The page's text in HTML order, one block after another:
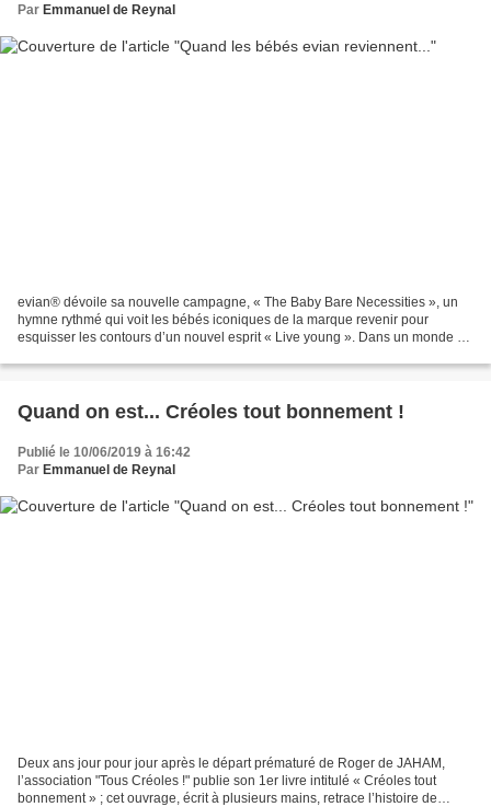
Par Emmanuel de Reynal
evian® dévoile sa nouvelle campagne, « The Baby Bare Necessities », un
hymne rythmé qui voit les bébés iconiques de la marque revenir pour
esquisser les contours d’un nouvel esprit « Live young ». Dans un monde de
Quand on est... Créoles tout bonnement !
Publié le 10/06/2019 à 16:42
Par Emmanuel de Reynal
Deux ans jour pour jour après le départ prématuré de Roger de JAHAM,
l’association "Tous Créoles !" publie son 1er livre intitulé « Créoles tout
bonnement » ; cet ouvrage, écrit à plusieurs mains, retrace l’histoire de